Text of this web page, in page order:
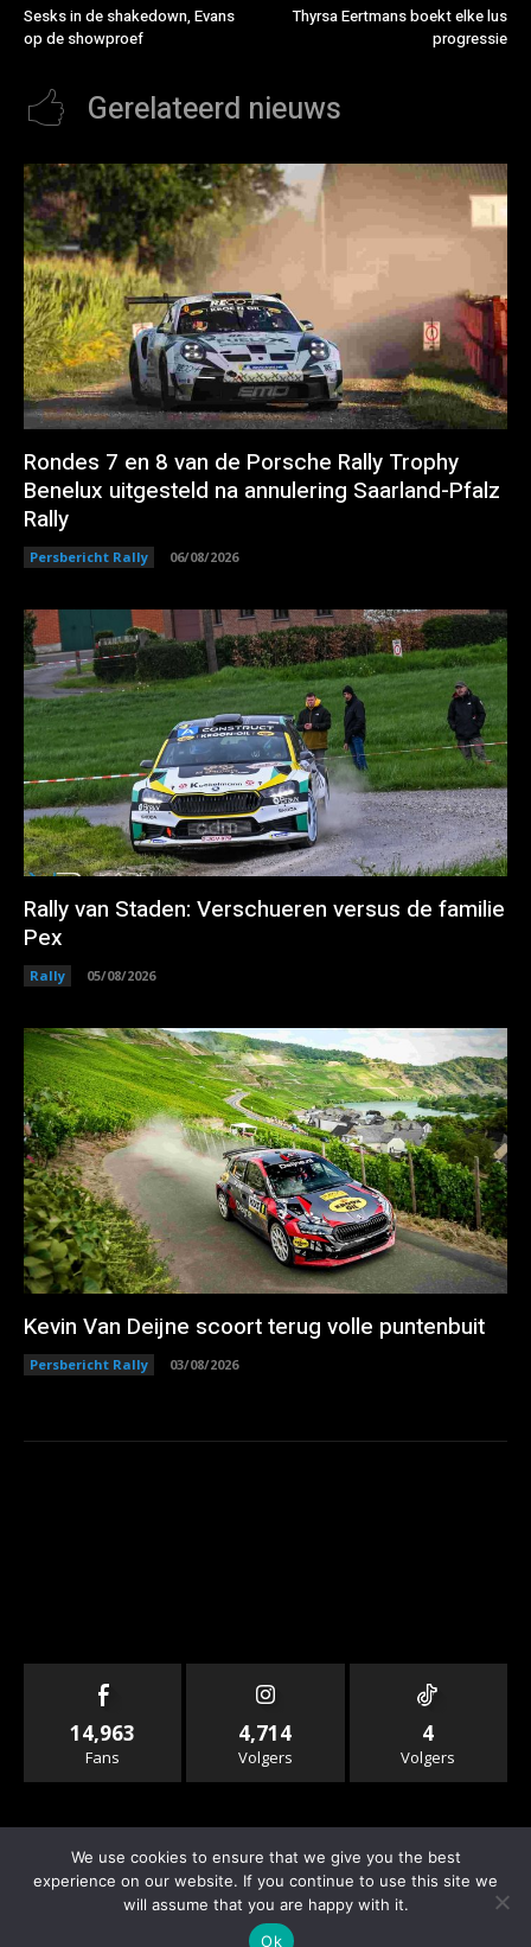
Sesks in de shakedown, Evans
op de showproef
Thyrsa Eertmans boekt elke lus
progressie
Gerelateerd nieuws
Rondes 7 en 8 van de Porsche Rally Trophy
Benelux uitgesteld na annulering Saarland-Pfalz
Rally
Persbericht Rally 06/08/2026
Rally van Staden: Verschueren versus de familie
Pex
Rally 05/08/2026
Kevin Van Deijne scoort terug volle puntenbuit
Persbericht Rally 03/08/2026
14,963
Fans
4,714
Volgers
4
Volgers
We use cookies to ensure that we give you the best
experience on our website. If you continue to use this site we
will assume that you are happy with it.
Ok